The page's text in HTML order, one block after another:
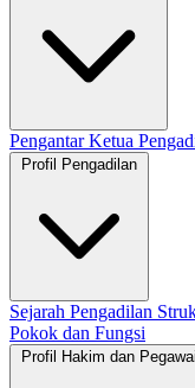
Pengantar Ketua
Profil Pengadilan
Sejarah Pengadilan
Pokok dan Fungsi
Profil Hakim dan Pegawai